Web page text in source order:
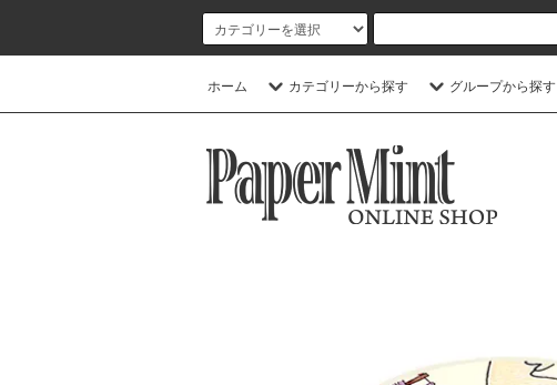
ホーム カテゴリーから探す グループから探す